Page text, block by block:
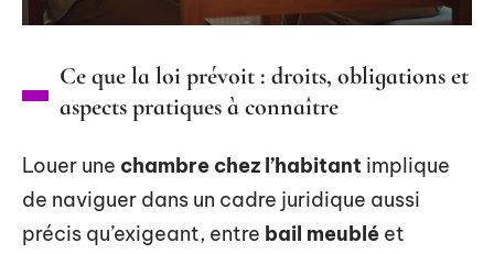
Ce que la loi prévoit : droits, obligations et
aspects pratiques à connaître
Louer une chambre chez l’habitant implique
de naviguer dans un cadre juridique aussi
précis qu’exigeant, entre bail meublé et